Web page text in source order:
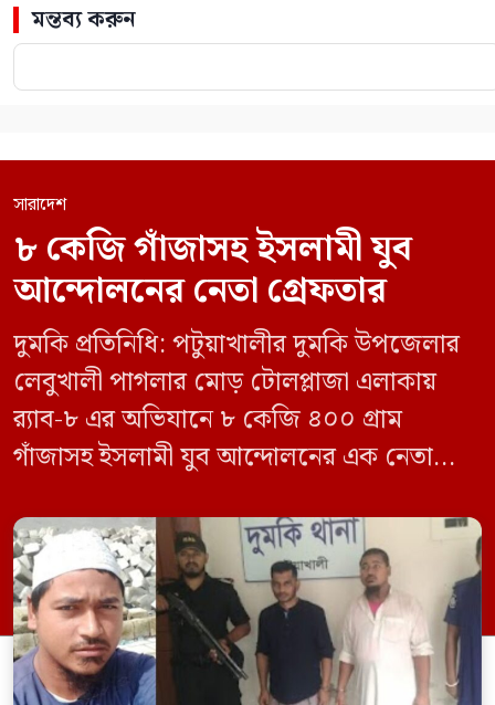
মন্তব্য করুন
সারাদেশ
৮ কেজি গাঁজাসহ ইসলামী যুব
আন্দোলনের নেতা গ্রেফতার
দুমকি প্রতিনিধি: পটুয়াখালীর দুমকি উপজেলার
লেবুখালী পাগলার মোড় টোলপ্লাজা এলাকায়
র‍্যাব-৮ এর অভিযানে ৮ কেজি ৪০০ গ্রাম
গাঁজাসহ ইসলামী যুব আন্দোলনের এক নেতাকে
ভিত্তিতে অভিযান চালিয়ে মাদক চক্রের আরও
এক সদস্যকে আটক করা হয়। র‍্যাব ও পুলিশ
সূত্রে জানা গেছে, শুক্রবার গোপন সংবাদের
ভিত্তিতে র‍্যাব-৮, সিপিসি-১ পটুয়াখালী ক্যাম্পের
[…]